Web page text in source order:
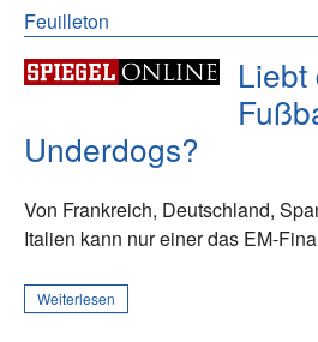
Feuilleton
Liebt
Underdogs?
Von Frankreich, Deutschland,
Italien kann nur einer das EM-
Weiterlesen